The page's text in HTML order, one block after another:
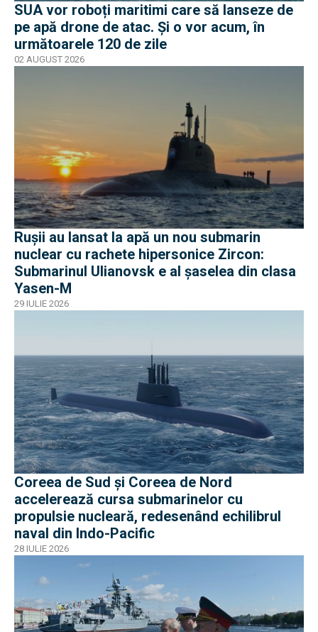
SUA vor roboți maritimi care să lanseze de
pe apă drone de atac. Și o vor acum, în
următoarele 120 de zile
02 AUGUST 2026
Rușii au lansat la apă un nou submarin
nuclear cu rachete hipersonice Zircon:
Submarinul Ulianovsk e al șaselea din clasa
Yasen-M
29 IULIE 2026
Coreea de Sud și Coreea de Nord
accelerează cursa submarinelor cu
propulsie nucleară, redesenând echilibrul
naval din Indo-Pacific
28 IULIE 2026